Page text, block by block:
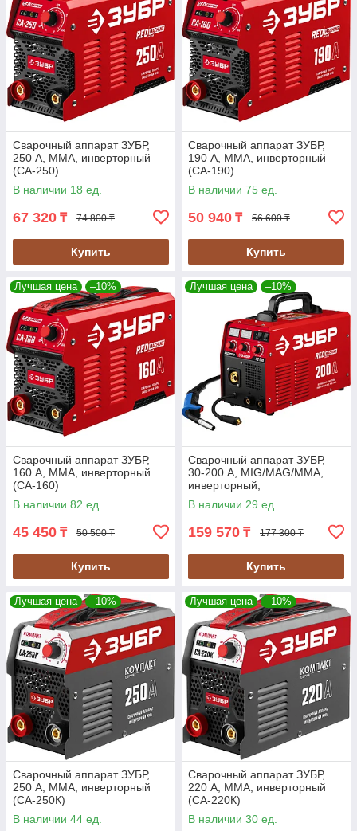
Сварочный аппарат ЗУБР,
250 А, MMA, инверторный
(СА-250)
В наличии 18 ед.
67 320 ₸ 74 800 ₸
Купить
Сварочный аппарат ЗУБР,
190 А, MMA, инверторный
(СА-190)
В наличии 75 ед.
50 940 ₸ 56 600 ₸
Купить
Лучшая цена –10%
Сварочный аппарат ЗУБР,
160 А, MMA, инверторный
(СА-160)
В наличии 82 ед.
45 450 ₸ 50 500 ₸
Купить
Лучшая цена –10%
Сварочный аппарат ЗУБР,
30-200 А, MIG/MAG/MMA,
инверторный,
полуавтоматический
(ПС-200)
В наличии 29 ед.
159 570 ₸ 177 300 ₸
Купить
Лучшая цена –10%
Сварочный аппарат ЗУБР,
250 А, MMA, инверторный
(СА-250К)
В наличии 44 ед.
Лучшая цена –10%
Сварочный аппарат ЗУБР,
220 А, MMA, инверторный
(СА-220К)
В наличии 30 ед.